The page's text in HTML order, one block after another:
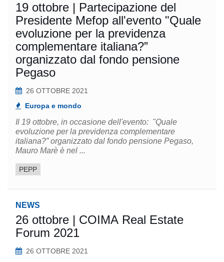
19 ottobre | Partecipazione del
Presidente Mefop all'evento "Quale
evoluzione per la previdenza
complementare italiana?”
organizzato dal fondo pensione
Pegaso
26 OTTOBRE 2021
Europa e mondo
Il 19 ottobre, in occasione dell'evento: "Quale
evoluzione per la previdenza complementare
italiana?” organizzato dal fondo pensione Pegaso,
Mauro Marè è nel ...
PEPP
NEWS
26 ottobre | COIMA Real Estate
Forum 2021
26 OTTOBRE 2021